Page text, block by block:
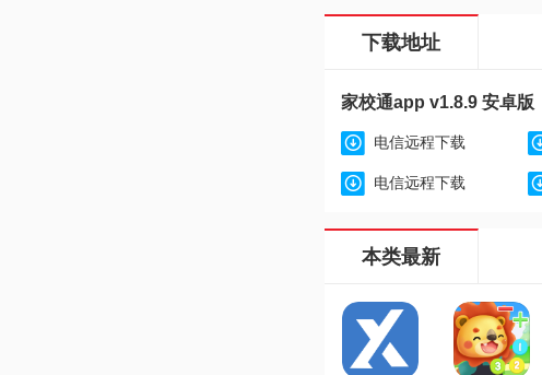
下载地址
家校通app v1.8.9 安卓版
电信远程下载
电信远程下载
本类最新